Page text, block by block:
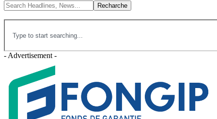
- Advertisement -